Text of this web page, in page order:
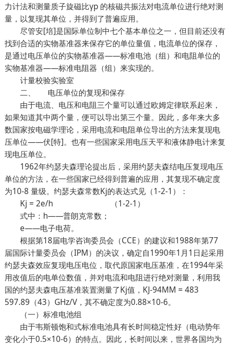
力计法和测量质子旋磁比γp 的核磁共振法对电流单位进行绝对测
量，以复现其单位，并得到了普遍应用。
尽管安[培]是国际单位制中七个基本单位之一，但目前还没有
找到合适的实物基准器来保存它的单位量值，电流单位的保存，
是通过电压单位的实物基准器——标准电池（组）和电阻单位的
实物基准器——标准电阻器（组）来实现的。
计量校验实验室
二、 电压单位的复现和保存
由于电流、电压和电阻三个量可以通过欧姆定律联系起来，
如果知道其中两个量，便可以导出第三个量。因此，多年来大多
数国家按电磁学理论，采用电流和电阻单位导出的方法来复现电
压单位——伏[特]。也有一些国家采用电压天平和液体静电计来复
现电压单位。
1962年约瑟夫森理论提出后，采用约瑟夫森结电压复现电压
单位的方法，在一些国家已经得到普遍的应用，其复现不确定度
为10-8 量级。约瑟夫森常数Kj的表达式见（1-2-1）：
Kj = 2e/h （1-2-1）
式中：h——普朗克常数；
e——电子电荷。
根据第18届电学咨询委员会（CCE）的建议和1988年第77
届国际计量委员会（IPM）的决议，确定自1990年1月1日起采用
约瑟夫森效应复现电压电位，取代原国家电压基准，在1994年采
用改值后的电单位数值，并对电流和电阻进行绝对测量，利用我
国的约瑟夫森电压基准装置测量了Kj值，KJ-94MM = 483
597.89（43）GHz/V，其不确定度为0.88×10-6。
（一）标准电池组
由于韦斯顿饱和式标准电池具有长时间稳定性好（电动势年
变化小于0.5×10-6）的特点。因此，长时间以来，世界各国均为